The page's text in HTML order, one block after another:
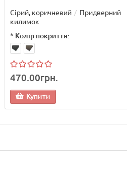
Сірий, коричневий
Придверний
килимок
* Колір покриття:
470.00грн.
Купити